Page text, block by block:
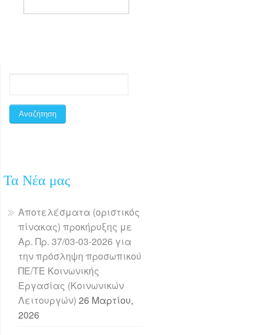
Τα Νέα μας
Αποτελέσματα (οριστικός
πίνακας) προκήρυξης με
Αρ. Πρ. 37/03-03-2026 για
την πρόσληψη προσωπικού
ΠΕ/ΤΕ Κοινωνικής
Εργασίας (Κοινωνικών
Λειτουργών) 26 Μαρτίου,
2026